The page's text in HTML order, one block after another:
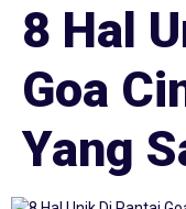
8 Hal
Goa
Yang